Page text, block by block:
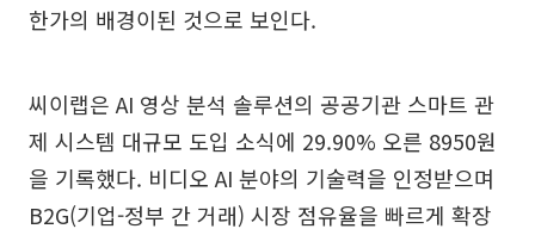
한가의 배경이된 것으로 보인다.
씨이랩은 AI 영상 분석 솔루션의 공공기관 스마트 관
제 시스템 대규모 도입 소식에 29.90% 오른 8950원
을 기록했다. 비디오 AI 분야의 기술력을 인정받으며
B2G(기업-정부 간 거래) 시장 점유율을 빠르게 확장